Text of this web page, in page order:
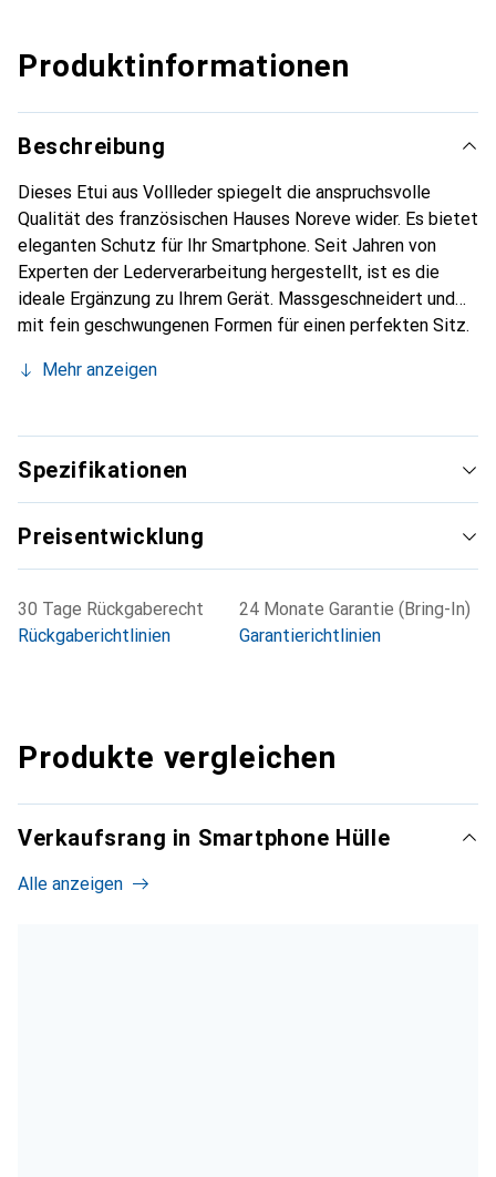
Produktinformationen
Beschreibung
Dieses Etui aus Vollleder spiegelt die anspruchsvolle
Qualität des französischen Hauses Noreve wider. Es bietet
eleganten Schutz für Ihr Smartphone. Seit Jahren von
Experten der Lederverarbeitung hergestellt, ist es die
ideale Ergänzung zu Ihrem Gerät. Massgeschneidert und
mit fein geschwungenen Formen für einen perfekten Sitz.
Smartphone. Die Marke Noreve ist international für ihre
für den anspruchsvollen Kunden.
Mehr anzeigen
Spezifikationen
Preisentwicklung
30 Tage Rückgaberecht
Rückgaberichtlinien
24 Monate Garantie (Bring-In)
Garantierichtlinien
Produkte vergleichen
Verkaufsrang in Smartphone Hülle
Alle anzeigen